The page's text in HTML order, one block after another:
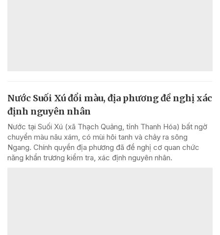
Nước Suối Xú đổi màu, địa phương đề nghị xác
định nguyên nhân
Nước tại Suối Xú (xã Thạch Quảng, tỉnh Thanh Hóa) bất ngờ
chuyển màu nâu xám, có mùi hôi tanh và chảy ra sông
Ngang. Chính quyền địa phương đã đề nghị cơ quan chức
năng khẩn trương kiểm tra, xác định nguyên nhân.